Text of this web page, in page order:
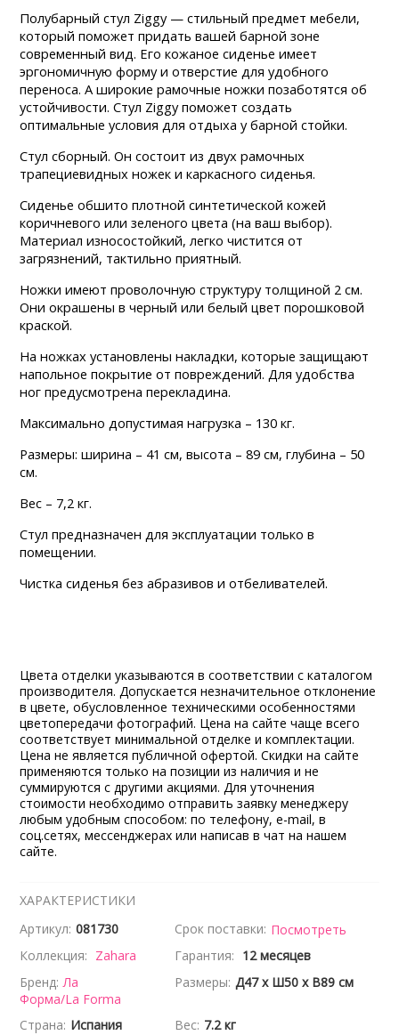
Полубарный стул Ziggy — стильный предмет мебели,
который поможет придать вашей барной зоне
современный вид. Его кожаное сиденье имеет
эргономичную форму и отверстие для удобного
переноса. А широкие рамочные ножки позаботятся об
устойчивости. Стул Ziggy поможет создать
оптимальные условия для отдыха у барной стойки.
Стул сборный. Он состоит из двух рамочных
трапециевидных ножек и каркасного сиденья.
Сиденье обшито плотной синтетической кожей
коричневого или зеленого цвета (на ваш выбор).
Материал износостойкий, легко чистится от
загрязнений, тактильно приятный.
Ножки имеют проволочную структуру толщиной 2 см.
Они окрашены в черный или белый цвет порошковой
краской.
На ножках установлены накладки, которые защищают
напольное покрытие от повреждений. Для удобства
ног предусмотрена перекладина.
Максимально допустимая нагрузка – 130 кг.
Размеры: ширина – 41 см, высота – 89 см, глубина – 50
см.
Вес – 7,2 кг.
Стул предназначен для эксплуатации только в
помещении.
Чистка сиденья без абразивов и отбеливателей.
Цвета отделки указываются в соответствии с каталогом
производителя. Допускается незначительное отклонение
в цвете, обусловленное техническими особенностями
цветопередачи фотографий. Цена на сайте чаще всего
соответствует минимальной отделке и комплектации.
Цена не является публичной офертой. Скидки на сайте
применяются только на позиции из наличия и не
суммируются с другими акциями. Для уточнения
стоимости необходимо отправить заявку менеджеру
любым удобным способом: по телефону, e-mail, в
соц.сетях, мессенджерах или написав в чат на нашем
сайте.
ХАРАКТЕРИСТИКИ
Артикул: 081730 Срок поставки: Посмотреть
Коллекция: Zahara Гарантия: 12 месяцев
Бренд: Ла
Форма/La Forma
Размеры: Д47 x Ш50 x В89 см
Страна: Испания Вес: 7.2 кг